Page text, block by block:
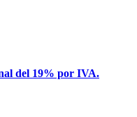
del 19% por IVA.